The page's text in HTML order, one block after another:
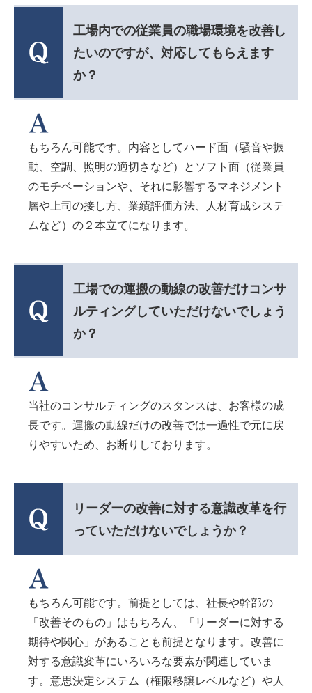
工場内での従業員の職場環境を改善し
たいのですが、対応してもらえます
か？
もちろん可能です。内容としてハード面（騒音や振
動、空調、照明の適切さなど）とソフト面（従業員
のモチベーションや、それに影響するマネジメント
層や上司の接し方、業績評価方法、人材育成システ
ムなど）の２本立てになります。
工場での運搬の動線の改善だけコンサ
ルティングしていただけないでしょう
か？
当社のコンサルティングのスタンスは、お客様の成
長です。運搬の動線だけの改善では一過性で元に戻
りやすいため、お断りしております。
リーダーの改善に対する意識改革を行
っていただけないでしょうか？
もちろん可能です。前提としては、社長や幹部の
「改善そのもの」はもちろん、「リーダーに対する
期待や関心」があることも前提となります。改善に
対する意識変革にいろいろな要素が関連していま
す。意思決定システム（権限移譲レベルなど）や人